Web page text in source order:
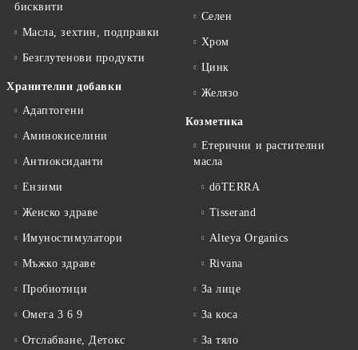
бисквити
Масла, зехтин, подправки
Безглутенови продукти
Хранителни добавки
Адаптогени
Аминокиселини
Антиоксиданти
Ензими
Женско здраве
Имуностимулатори
Мъжко здраве
Пробиотици
Омега 3 6 9
Отслабване, Детокс
Селен
Хром
Цинк
Желязо
Козметика
Етерични и растителни
масла
dōTERRA
Tisserand
Alteya Organics
Rivana
За лице
За коса
За тяло